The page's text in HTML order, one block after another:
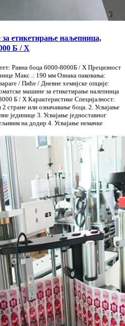
етикетирање наљепница,
Б / Х
Равна боца 6000-8000Б / Х Прецизност
Макс .: 190 мм Ознака паковања:
/ Пиће / Дневне хемијске опције:
машине за етикетирање налепница
Б / Х Карактеристике Специјалност:
стране или означавање боца. 2. Усвајање
3. Усвајање једноставног
на додир 4. Усвајање немачке